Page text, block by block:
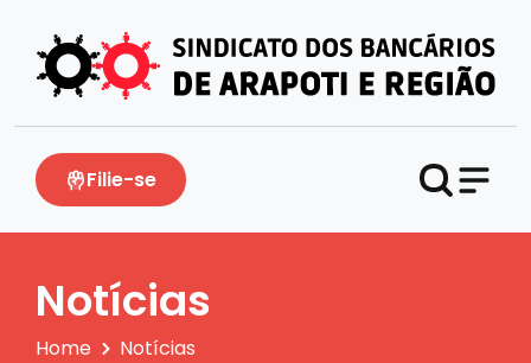
Filie-se
Notícias
Home Notícias